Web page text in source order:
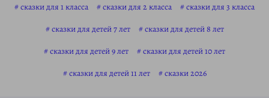
сказки для 1 класса
сказки для 2 класса
сказки для 3 класса
сказки для детей 7 лет
сказки для детей 8 лет
сказки для детей 9 лет
сказки для детей 10 лет
сказки для детей 11 лет
сказки 2026